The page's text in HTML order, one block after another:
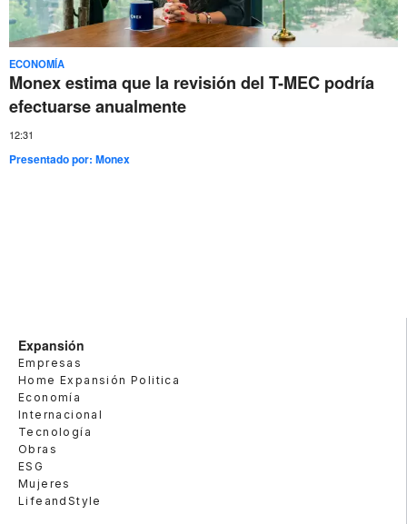
ECONOMÍA
Monex estima que la revisión del T-MEC podría
efectuarse anualmente
12:31
Presentado por:Monex
Expansión
Empresas
Home Expansión Politica
Economía
Internacional
Tecnología
Obras
ESG
Mujeres
LifeandStyle